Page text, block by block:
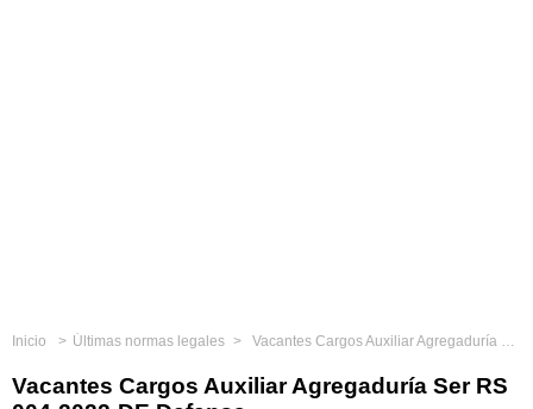
Inicio Últimas normas legales Vacantes Cargos Auxiliar Agregaduría Ser RS 004-2022-DE Defensa
Vacantes Cargos Auxiliar Agregaduría Ser RS